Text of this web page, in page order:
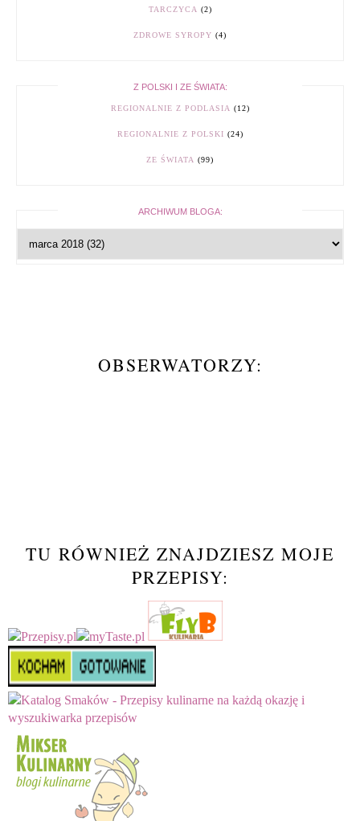
TARCZYCA (2)
ZDROWE SYROPY (4)
Z POLSKI I ZE ŚWIATA:
REGIONALNIE Z PODLASIA (12)
REGIONALNIE Z POLSKI (24)
ZE ŚWIATA (99)
ARCHIWUM BLOGA:
OBSERWATORZY:
TU RÓWNIEŻ ZNAJDZIESZ MOJE
PRZEPISY: